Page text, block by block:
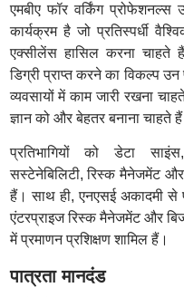
एमबीए फॉर वर्किंग
कार्यक्रम है जो प्रतिस्पर्धी
एक्सीलेंस हासिल करना चाहते हैं।
डिग्री प्राप्त करने का विकल्प
व्यवसायों में काम जारी रखना
ज्ञान को और बेहतर बनाना चाहते
प्रतिभागियों को डेटा
सस्टेनेबिलिटी, रिस्क मैनेजमेंट
हैं। साथ ही, एनएसई अकादमी से
एंटरप्राइज रिस्क मैनेजमेंट और
में प्रमाणन प्रशिक्षण शामिल हैं।
पात्रता मानदंड